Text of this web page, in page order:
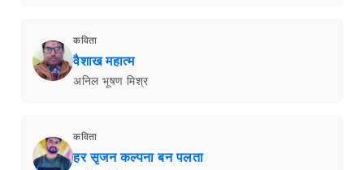
कविता
वैशाख महात्म
अनिल भूषण मिश्र
कविता
हर सृजन कल्पना बन पलता